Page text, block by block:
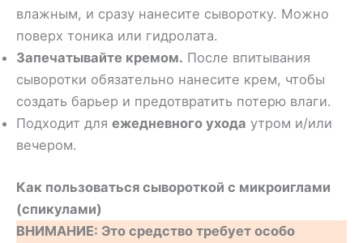
влажным, и сразу нанесите сыворотку. Можно
поверх тоника или гидролата.
Запечатывайте кремом. После впитывания
сыворотки обязательно нанесите крем, чтобы
создать барьер и предотвратить потерю влаги.
Подходит для ежедневного ухода утром и/или
вечером.
Как пользоваться сывороткой с микроиглами
(спикулами)
ВНИМАНИЕ: Это средство требует особо